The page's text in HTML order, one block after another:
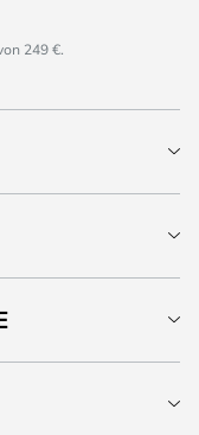
249 €.